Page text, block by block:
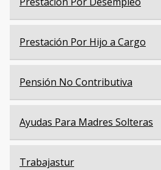
Prestación Por Hijo a Cargo
Pensión No Contributiva
Ayudas Para Madres Solteras
Trabajastur